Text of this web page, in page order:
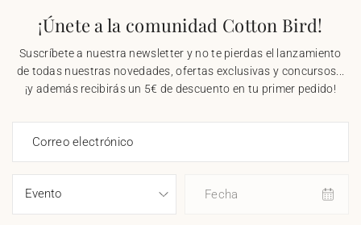
¡Únete a la comunidad Cotton Bird!
Suscríbete a nuestra newsletter y no te pierdas el lanzamiento
de todas nuestras novedades, ofertas exclusivas y concursos...
¡y además recibirás un 5€ de descuento en tu primer pedido!
Correo electrónico
Fecha